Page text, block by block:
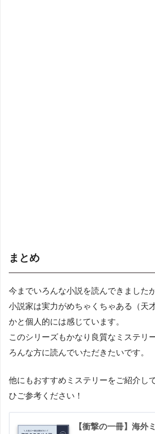
まとめ
今までいろんな小説を読んできました
小説家は実力がめちゃくちゃある（天
かと個人的には感じています。
このシリーズもかなり良質なミステリ
ろんな方に読んでいただきたいです。
他にもおすすめミステリーをご紹介し
ひご参考ください！
【衝撃の一冊】海外